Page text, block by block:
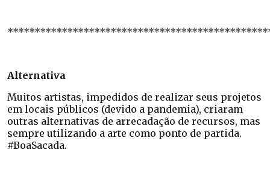
Alternativa
Muitos artistas, impedidos de realizar seus projetos
em locais públicos (devido a pandemia), criaram
outras alternativas de arrecadação de recursos, mas
sempre utilizando a arte como ponto de partida.
#BoaSacada.